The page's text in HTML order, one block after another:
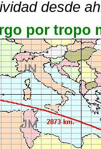
desde
por tropo